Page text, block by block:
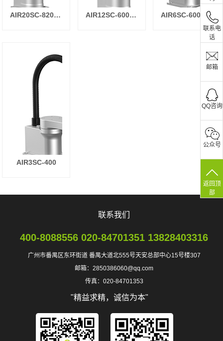
AIR20SC-820/AIR20SC-1000 AIR12SC-600/AIR12SC-700/AIR12SC-820/AIR12SC-1000 AIR6SC-600/AIR6SC-750
AIR3SC-400
联系我们
400-8088556 020-84701351 13828403316
广州市番禺区东环街道 番禺大道北555号天安总部中心15号楼307
邮箱：2850386060@qq.com
传真：020-84701353
"精益求精，诚信为本"
联系电
话
邮箱
QQ咨询
公众号
返回顶
部